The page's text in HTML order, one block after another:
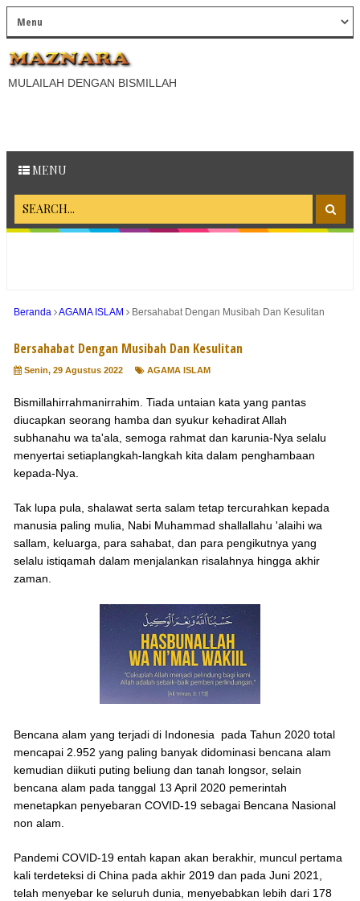
MULAILAH DENGAN BISMILLAH
MENU
Beranda AGAMA ISLAM Bersahabat Dengan Musibah Dan Kesulitan
Bersahabat Dengan Musibah Dan Kesulitan
Senin, 29 Agustus 2022 AGAMA ISLAM
Bismillahirrahmanirrahim. Tiada untaian kata yang pantas
diucapkan seorang hamba dan syukur kehadirat Allah
subhanahu wa ta'ala, semoga rahmat dan karunia-Nya selalu
menyertai setiaplangkah-langkah kita dalam penghambaan
kepada-Nya.
Tak lupa pula, shalawat serta salam tetap tercurahkan kepada
manusia paling mulia, Nabi Muhammad shallallahu 'alaihi wa
sallam, keluarga, para sahabat, dan para pengikutnya yang
selalu istiqamah dalam menjalankan risalahnya hingga akhir
zaman.
Bencana alam yang terjadi di Indonesia pada Tahun 2020 total
mencapai 2.952 yang paling banyak didominasi bencana alam
kemudian diikuti puting beliung dan tanah longsor, selain
bencana alam pada tanggal 13 April 2020 pemerintah
menetapkan penyebaran COVID-19 sebagai Bencana Nasional
non alam.
Pandemi COVID-19 entah kapan akan berakhir, muncul pertama
kali terdeteksi di China pada akhir 2019 dan pada Juni 2021,
telah menyebar ke seluruh dunia, menyebabkan lebih dari 178